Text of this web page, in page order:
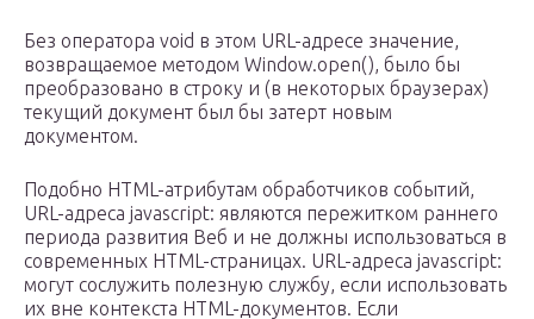
Без оператора void в этом URL-адресе значение,
возвращаемое методом Window.open(), было бы
преобразовано в строку и (в некоторых браузерах)
текущий документ был бы затерт новым
документом.
Подобно HTML-атрибутам обработчиков событий,
URL-адреса javascript: являются пережитком раннего
периода развития Веб и не должны использоваться в
современных HTML-страницах. URL-адреса javascript:
могут сослужить полезную службу, если использовать
их вне контекста HTML-документов. Если